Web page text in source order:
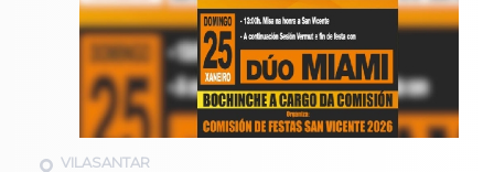
VILASANTAR